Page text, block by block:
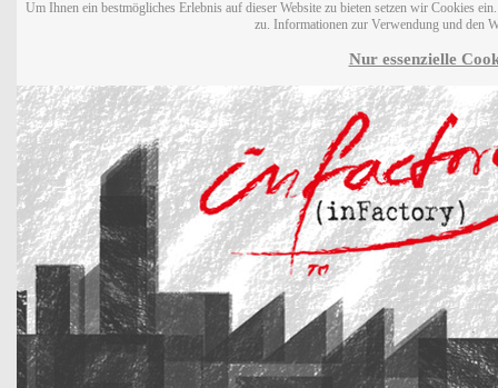
Um Ihnen ein bestmögliches Erlebnis auf dieser Website zu bieten setzen wir Cookies
zu. Informationen zur Verwendung und den
Nur essenzielle